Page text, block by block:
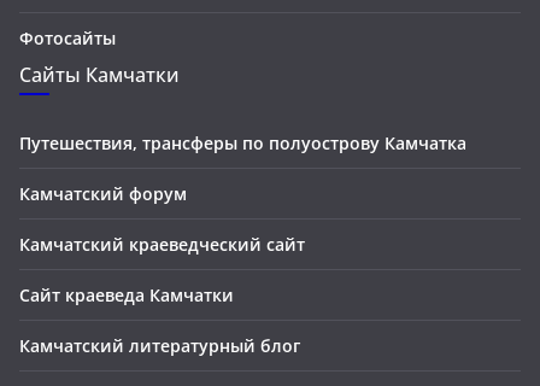
Фотосайты
Сайты Камчатки
Путешествия, трансферы по полуострову Камчатка
Камчатский форум
Камчатский краеведческий сайт
Сайт краеведа Камчатки
Камчатский литературный блог